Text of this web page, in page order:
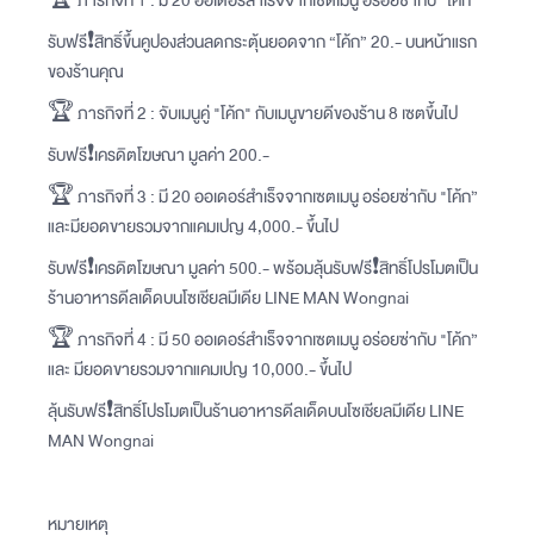
รับฟรี❗️สิทธิ์ขึ้นคูปองส่วนลดกระตุ้นยอดจาก “โค้ก” 20.- บนหน้าแรก
ของร้านคุณ
‍🏆 ภารกิจที่ 2 : จับเมนูคู่ "โค้ก" กับเมนูขายดีของร้าน 8 เซตขึ้นไป
รับฟรี❗️เครดิตโฆษณา มูลค่า 200.-
‍🏆 ภารกิจที่ 3 : มี 20 ออเดอร์สำเร็จจากเซตเมนู อร่อยซ่ากับ "โค้ก”
และมียอดขายรวมจากแคมเปญ 4,000.- ขึ้นไป
รับฟรี❗️เครดิตโฆษณา มูลค่า 500.- พร้อมลุ้นรับฟรี❗สิทธิ์โปรโมตเป็น
ร้านอาหารดีลเด็ดบนโซเชียลมีเดีย LINE MAN Wongnai
‍🏆 ภารกิจที่ 4 : มี 50 ออเดอร์สำเร็จจากเซตเมนู อร่อยซ่ากับ "โค้ก”
และ มียอดขายรวมจากแคมเปญ 10,000.- ขึ้นไป
ลุ้นรับฟรี❗สิทธิ์โปรโมตเป็นร้านอาหารดีลเด็ดบนโซเชียลมีเดีย LINE
MAN Wongnai
หมายเหตุ